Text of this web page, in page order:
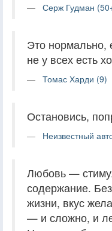
Серж Гудман
Это нормально,
не у всех есть
Томас Харди (9)
Остановись,
Неизвестный
Любовь —
содержание.
жизни, вкус
— и сложно, и